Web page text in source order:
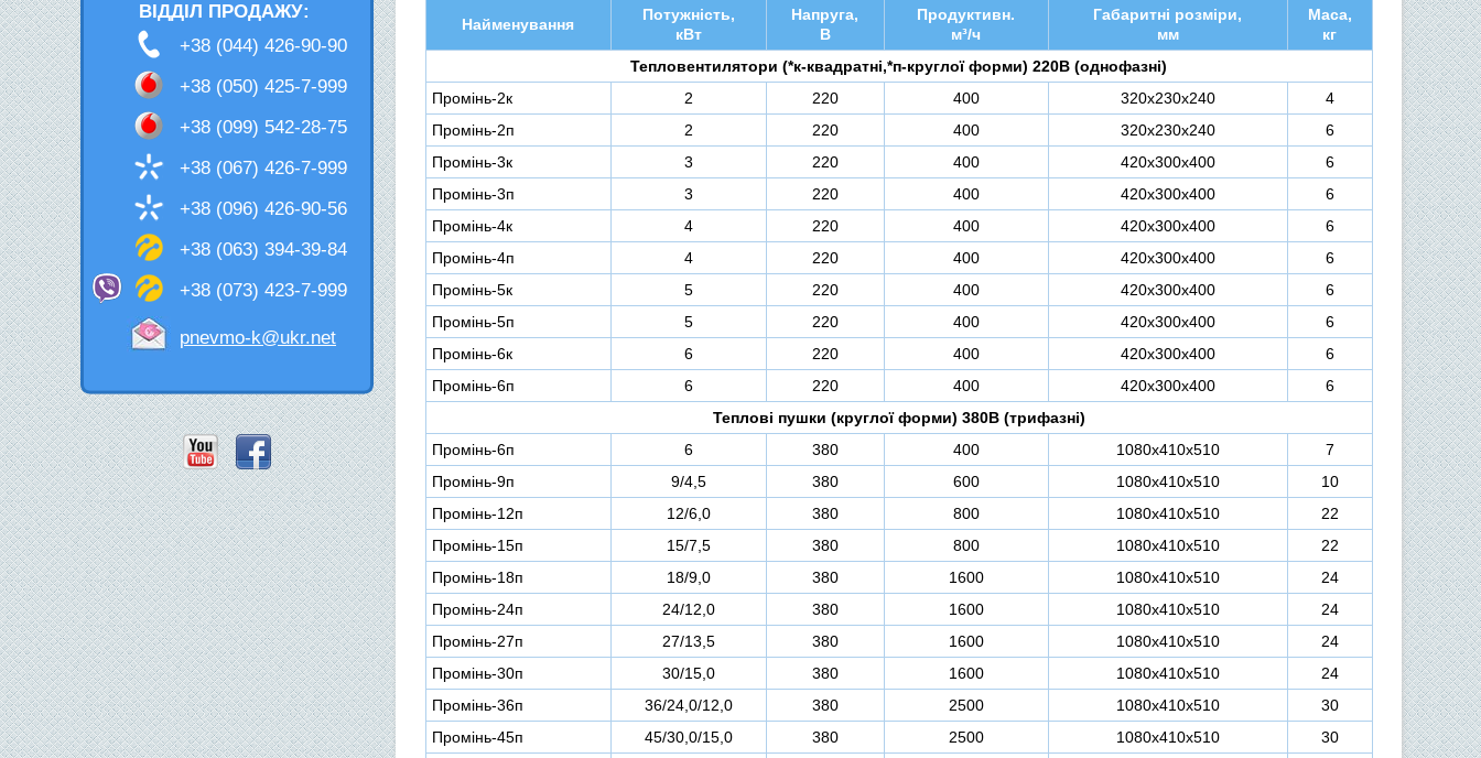
ВІДДІЛ ПРОДАЖУ:
+38 (044) 426-90-90
+38 (050) 425-7-999
+38 (099) 542-28-75
+38 (067) 426-7-999
+38 (096) 426-90-56
+38 (063) 394-39-84
+38 (073) 423-7-999
pnevmo-k@ukr.net
Найменування
Потужність,
кВт
Напруга,
В
Продуктивн.
м³/ч
Габаритні розміри,
мм
Маса,
кг
Тепловентилятори (*к-квадратні,*п-круглої форми) 220В (однофазні)
Промінь-2к
2 220 400 320х230х240
4
Промінь-2п
2 220 400 320х230х240
6
Промінь-3к
3 220 400 420х300х400
6
Промінь-3п
3 220 400 420х300х400
6
Промінь-4к
4 220 400 420х300х400
6
Промінь-4п
4 220 400 420х300х400
6
Промінь-5к
5 220 400 420х300х400
6
Промінь-5п
5 220 400 420х300х400
6
Промінь-6к
6 220 400 420х300х400
6
Промінь-6п
6 220 400 420х300х400
6
Теплові пушки (круглої форми) 380В (трифазні)
Промінь-6п
6 380 400 1080х410х510
7
Промінь-9п
9/4,5 380 600 1080х410х510
10
Промінь-12п
12/6,0 380 800 1080х410х510
22
Промінь-15п
15/7,5 380 800 1080х410х510
22
Промінь-18п
18/9,0 380 1600 1080х410х510
24
Промінь-24п
24/12,0 380 1600 1080х410х510
24
Промінь-27п
27/13,5 380 1600 1080х410х510
24
Промінь-30п
30/15,0 380 1600 1080х410х510
24
Промінь-36п
36/24,0/12,0 380 2500 1080х410х510
30
Промінь-45п
45/30,0/15,0 380 2500 1080х410х510
30